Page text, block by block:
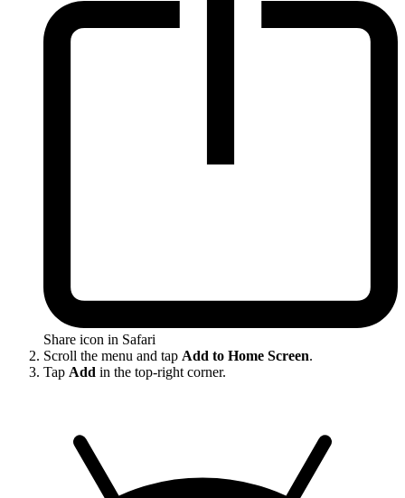
Share icon in Safari
Scroll the menu and tap Add to Home Screen.
Tap Add in the top-right corner.